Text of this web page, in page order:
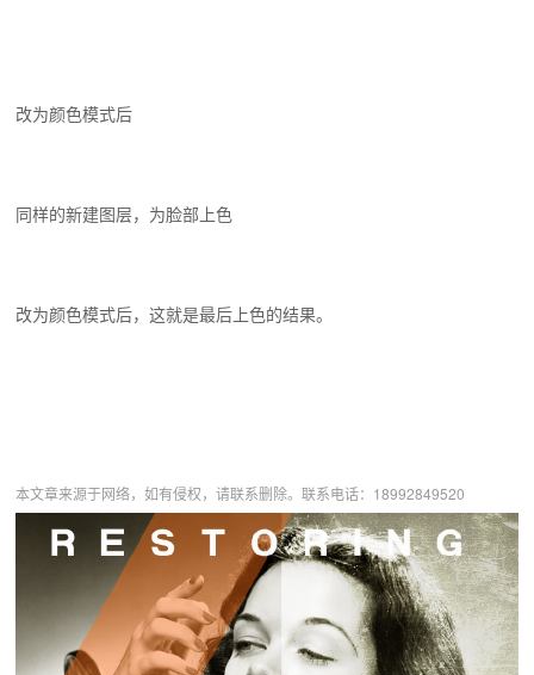
改为颜色模式后
同样的新建图层，为脸部上色
改为颜色模式后，这就是最后上色的结果。
本文章来源于网络，如有侵权，请联系删除。联系电话：18992849520